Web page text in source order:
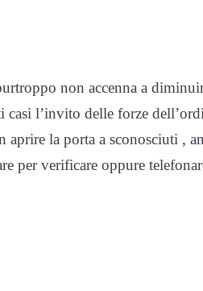
non accenna a
l’invito delle forze
la porta a sconosciuti ,
per verificare oppure